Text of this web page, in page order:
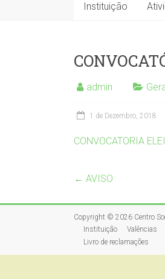
Instituição
admin
1 de Dezembro, 2018
CONVOCATORIA
← AVISO
Copyright © 2026 Centro
Instituição
Valências
Livro de reclamações